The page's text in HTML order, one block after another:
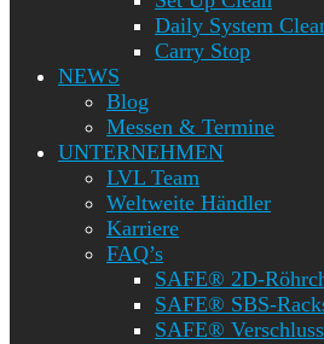
Daily System
Carry Stop
NEWS
Blog
Messen & Termine
UNTERNEHMEN
LVL Team
Weltweite Händler
Karriere
FAQ’s
SAFE® 2D-
SAFE® SBS-
SAFE®